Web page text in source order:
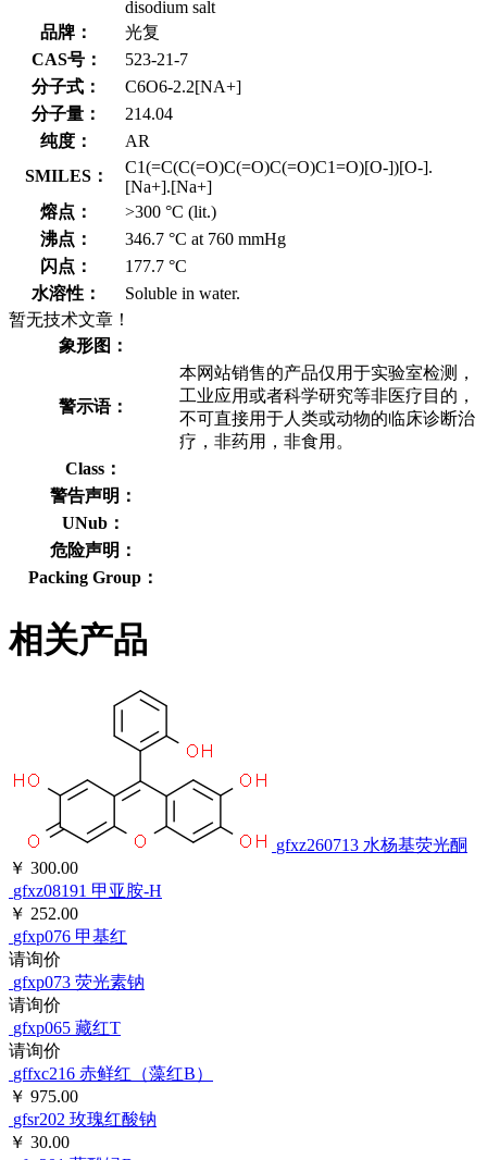
disodium salt
品牌：
光复
CAS号：
523-21-7
分子式：
C6O6-2.2[NA+]
分子量：
214.04
纯度：
AR
SMILES：
C1(=C(C(=O)C(=O)C(=O)C1=O)[O-])[O-].
[Na+].[Na+]
熔点：
>300 °C (lit.)
沸点：
346.7 °C at 760 mmHg
闪点：
177.7 °C
水溶性：
Soluble in water.
暂无技术文章！
象形图：
警示语：
本网站销售的产品仅用于实验室检测，
工业应用或者科学研究等非医疗目的，
不可直接用于人类或动物的临床诊断治
疗，非药用，非食用。
Class：
警告声明：
UNub：
危险声明：
Packing Group：
相关产品
gfxz260713 水杨基荧光酮
￥ 300.00
gfxz08191 甲亚胺-H
￥ 252.00
gfxp076甲基红
请询价
gfxp073荧光素钠
请询价
gfxp065藏红T
请询价
gffxc216赤鲜红（藻红B）
￥ 975.00
gfsr202玫瑰红酸钠
￥ 30.00